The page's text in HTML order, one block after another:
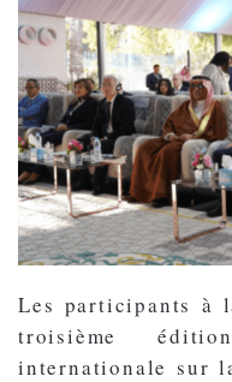
Les participants à
troisième
internationale sur